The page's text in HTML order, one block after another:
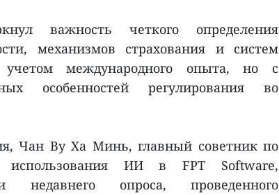
важность четкого определения
механизмов страхования и систем
учетом международного опыта, но с
особенностей регулирования во
Чан Ву Ха Минь, главный советник по
использования ИИ в FPT Software,
недавнего опроса, проведенного